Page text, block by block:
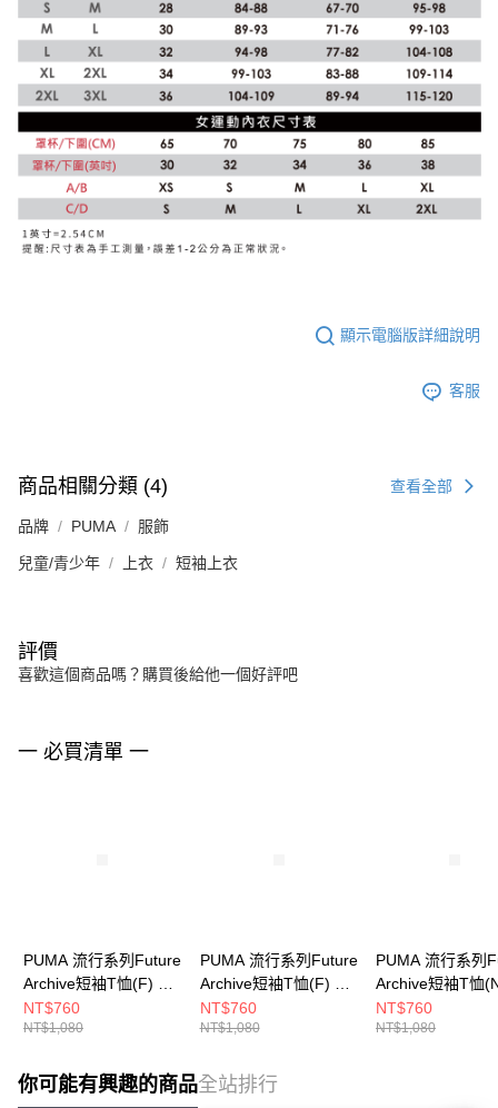
顯示電腦版詳細說明
客服
商品相關分類 (4) 查看全部
品牌 PUMA 服飾
兒童/青少年 上衣 短袖上衣
評價
喜歡這個商品嗎？購買後給他一個好評吧
一 必買清單 一
PUMA 流行系列Future
Archive短袖T恤(F) 女
短袖上衣 63212201
NT$760
NT$1,080
PUMA 流行系列Future
Archive短袖T恤(F) 女
短袖上衣 63212202
NT$760
NT$1,080
PUMA 流行系列
Archive短袖T恤
女 短袖上衣
NT$760
NT$1,080
你可能有興趣的商品全站排行